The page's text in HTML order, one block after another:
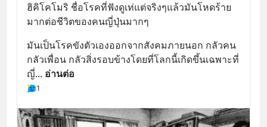
ฮิคิโคโมริ ชื่อโรคที่ฟังดูเท่แต่จริงๆแล้วมันโหดร้าย
มากต่อชีวิตของคนญี่ปุ่นมากๆ
มันเป็นโรคขังตัวเองออกจากสังคมภายนอก กลัวคน
กลัวเพื่อน กลัวสิ่งรอบข้างโดยที่โลกนี้เกิดขึ้นเฉพาะที่
ญี่... อ่านต่อ
1